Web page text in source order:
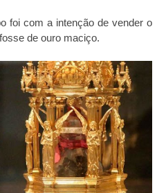
foi com a intenção de vender o
de ouro maciço.